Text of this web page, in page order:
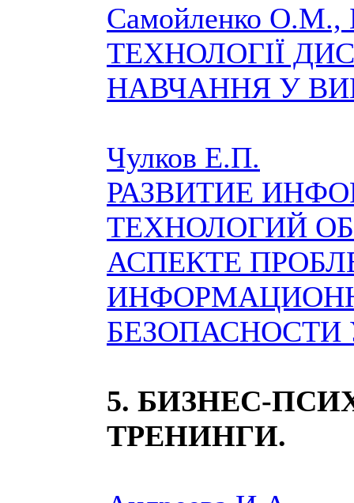
Самойленко О.М.,
ТЕХНОЛОГІЇ
НАВЧАННЯ У
Чулков Е.П.
РАЗВИТИЕ
ТЕХНОЛОГИЙ
АСПЕКТЕ
5. БИЗНЕС-
ТРЕНИНГИ.